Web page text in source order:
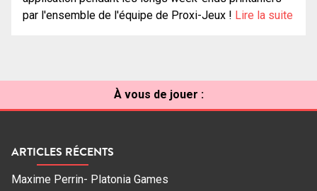
par l'ensemble de l'équipe de Proxi-Jeux ! Lire la suite
À vous de jouer :
ARTICLES RÉCENTS
Maxime Perrin- Platonia Games